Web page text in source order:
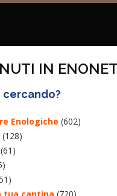
IN
cercando?
Enologiche (602)
(128)
(61)